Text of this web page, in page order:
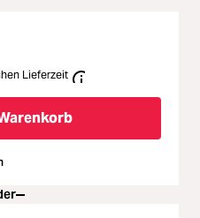
Lieferzeit